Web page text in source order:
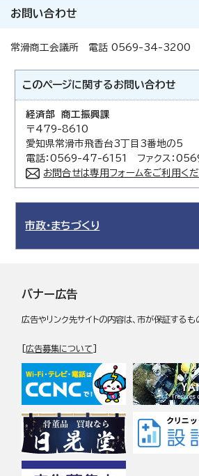
お問い合わせ
常滑商工会議所 電話 0569-34-3200
このページに関する お問い合わせ
経済部 商工振興課
〒479-8610
愛知県常滑市飛香台3丁目3番地の5
電話：0569-47-6151 ファクス：
お問合せは専用フォームをご利用く
市政・まちづくり
バナー広告
広告やリンク先サイトの内容は、市が保証するも
[広告募集について